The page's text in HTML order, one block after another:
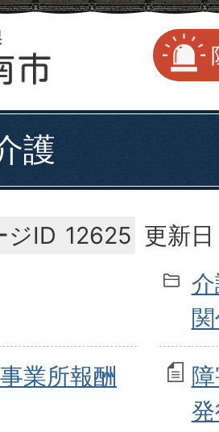
護
ジID 12625 更新
業所報酬